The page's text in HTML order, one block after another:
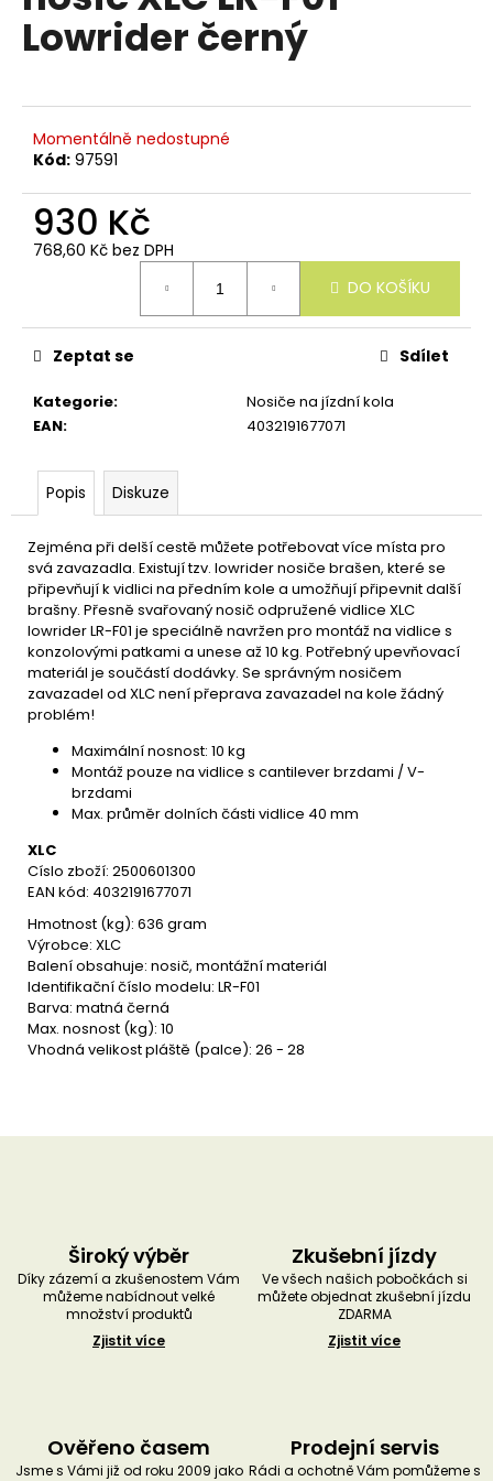
0,0
Lowrider černý
Momentálně nedostupné
Kód: 97591
930 Kč
768,60 Kč bez DPH
DO KOŠÍKU
Kategorie:
Nosiče na jízdní kola
EAN: 4032191677071
Zeptat se Sdílet
Popis Diskuze
Zejména při delší cestě můžete potřebovat více místa pro
svá zavazadla. Existují tzv. lowrider nosiče brašen, které se
připevňují k vidlici na předním kole a umožňují připevnit další
brašny. Přesně svařovaný nosič odpružené vidlice XLC
lowrider LR-F01 je speciálně navržen pro montáž na vidlice s
konzolovými patkami a unese až 10 kg. Potřebný upevňovací
materiál je součástí dodávky. Se správným nosičem
zavazadel od XLC není přeprava zavazadel na kole žádný
problém!
Maximální nosnost: 10 kg
Montáž pouze na vidlice s cantilever brzdami / V-
brzdami
Max. průměr dolních části vidlice 40 mm
XLC
Císlo zboží: 2500601300
EAN kód: 4032191677071
Hmotnost (kg): 636 gram
Výrobce: XLC
Balení obsahuje: nosič, montážní materiál
Identifikační číslo modelu: LR-F01
Barva: matná černá
Max. nosnost (kg): 10
Vhodná velikost pláště (palce): 26 - 28
Široký výběr
Díky zázemí a zkušenostem Vám
můžeme nabídnout velké
množství produktů
Zjistit více
Zkušební jízdy
Ve všech našich pobočkách si
můžete objednat zkušební jízdu
ZDARMA
Zjistit více
Ověřeno časem
Jsme s Vámi již od roku 2009 jako
Prodejní servis
Rádi a ochotně Vám pomůžeme s
n
a
t
?
HLEDAT
D
o
p
č
u
e
m
e